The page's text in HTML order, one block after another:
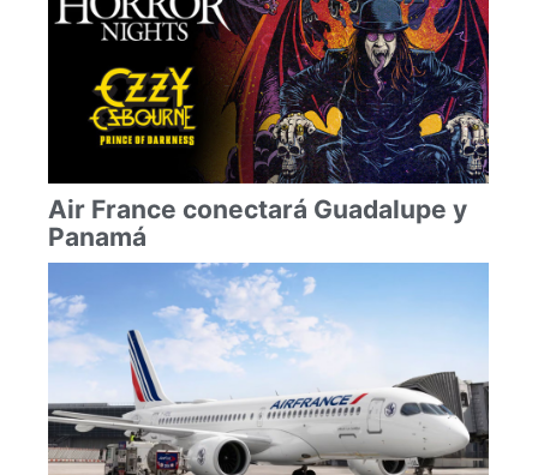
Air France conectará Guadalupe y
Panamá